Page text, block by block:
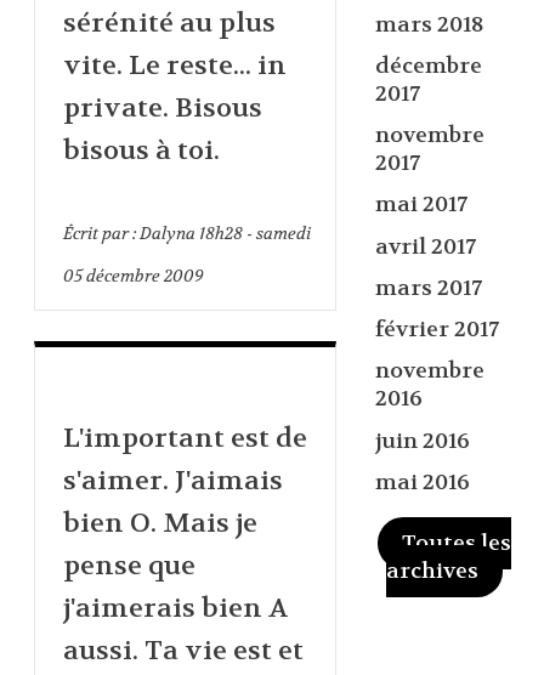
sérénité au plus
vite. Le reste... in
private. Bisous
bisous à toi.
Écrit par :Dalyna 18h28- samedi
05décembre 2009
L'important est de
s'aimer. J'aimais
bien O. Mais je
pense que
j'aimerais bien A
aussi. Ta vie est et
mars 2018
décembre
2017
novembre
2017
mai 2017
avril 2017
mars 2017
février 2017
novembre
2016
juin 2016
mai 2016
Toutes les
archives